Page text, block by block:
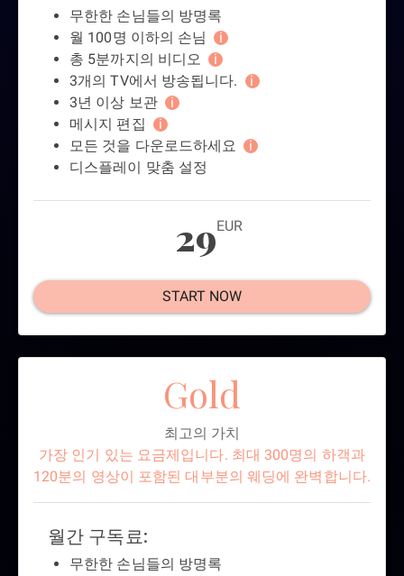
무한한 손님들의 방명록
월 100명 이하의 손님
i
총 5분까지의 비디오
i
3개의 TV에서 방송됩니다.
i
3년 이상 보관
i
메시지 편집
i
모든 것을 다운로드하세요
i
디스플레이 맞춤 설정
29EUR
START NOW
Gold
최고의 가치
가장 인기 있는 요금제입니다. 최대 300명의 하객과
120분의 영상이 포함된 대부분의 웨딩에 완벽합니다.
월간 구독료:
무한한 손님들의 방명록